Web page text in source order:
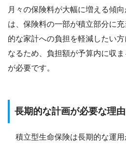
月々の保険料が大幅に増える傾
は、保険料の一部が積立部分に
的な家計への負担を軽減したい
なるため、負担額が予算内に収
が必要です。
長期的な計画が必要な理由
積立型生命保険は長期的な運